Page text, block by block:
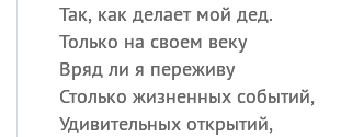
Так, как делает мой дед.
Только на своем веку
Вряд ли я переживу
Столько жизненных событий,
Удивительных открытий,